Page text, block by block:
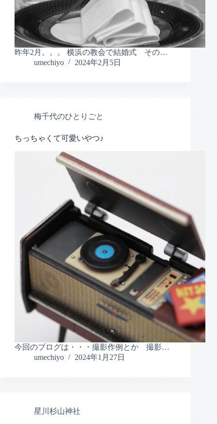
昨年2月。。。 横浜の教会で結婚式 その…
umechiyo
2024年2月5日
梅千代のひとりごと
ちっちゃくて可愛いやつ♪
今回のブログは・・・撮影作例とか 撮影…
umechiyo
2024年1月27日
星川杉山神社